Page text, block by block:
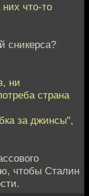
что-то
сникерса?
ни
страна
за джинсы",
чтобы Сталин